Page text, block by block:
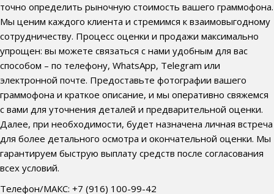
точно определить рыночную стоимость вашего граммофона.
Мы ценим каждого клиента и стремимся к взаимовыгодному
сотрудничеству. Процесс оценки и продажи максимально
упрощен: вы можете связаться с нами удобным для вас
способом – по телефону, WhatsApp, Telegram или
электронной почте. Предоставьте фотографии вашего
граммофона и краткое описание, и мы оперативно свяжемся
с вами для уточнения деталей и предварительной оценки.
Далее, при необходимости, будет назначена личная встреча
для более детального осмотра и окончательной оценки. Мы
гарантируем быструю выплату средств после согласования
всех условий.
Телефон/МАКС: +7 (916) 100-99-42